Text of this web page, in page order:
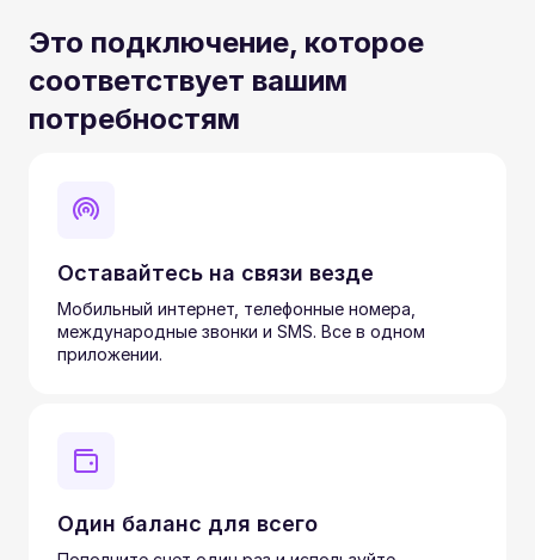
Это подключение, которое
соответствует вашим
потребностям
Оставайтесь на связи везде
Мобильный интернет, телефонные номера,
международные звонки и SMS. Все в одном
приложении.
Один баланс для всего